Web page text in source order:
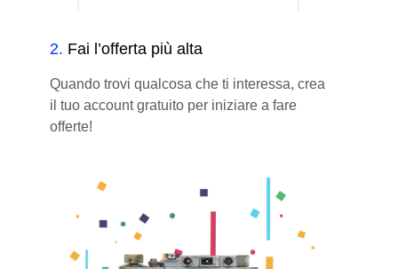
2. Fai l’offerta più alta
Quando trovi qualcosa che ti interessa, crea
il tuo account gratuito per iniziare a fare
offerte!